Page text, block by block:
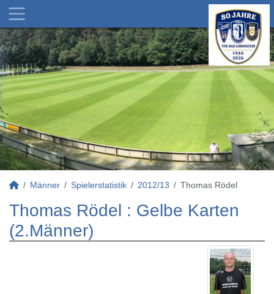
Männer Spielerstatistik 2012/13 Thomas Rödel
Thomas Rödel : Gelbe Karten
(2.Männer)